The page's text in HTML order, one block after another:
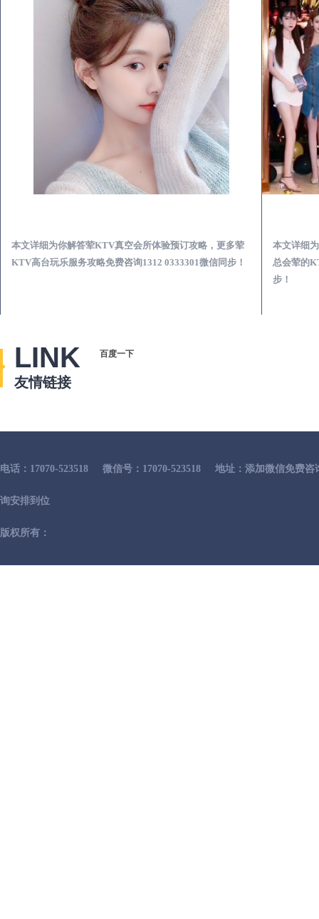
本文详细为你解答荤KTV真空会所体验预订攻略，更多荤
KTV高台玩乐服务攻略免费咨询1312 0333301微信同步！
本文详细
总会荤的
步！
LINK
友情链接
百度一下
电话：17070-523518 微信号：17070-523518 地址：添加微信免费
询安排到位
版权所有：